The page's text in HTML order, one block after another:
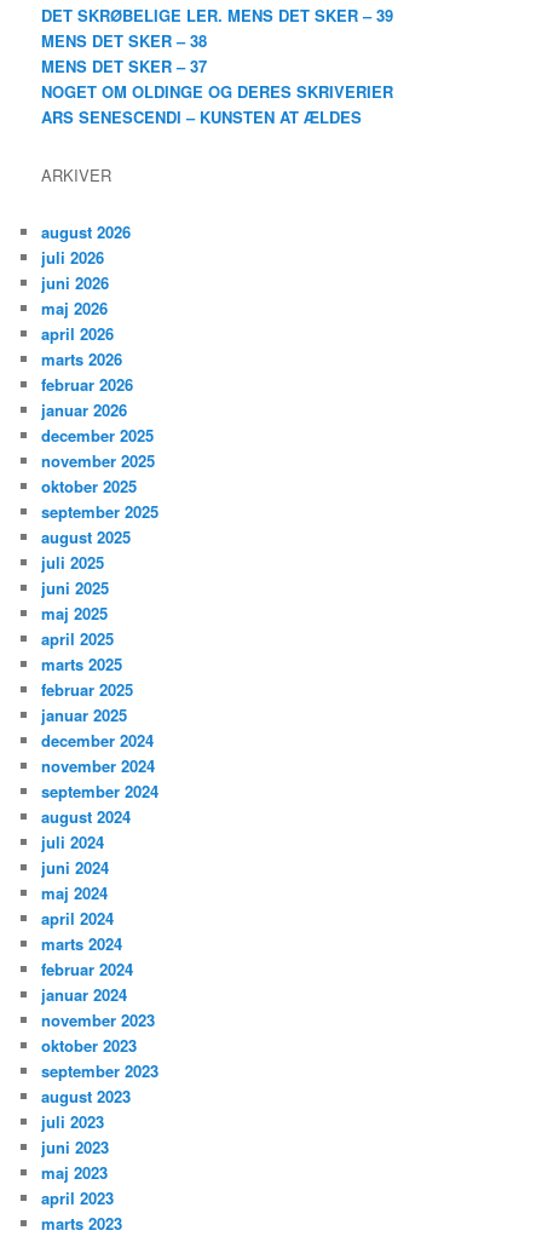
DET SKRØBELIGE LER. MENS DET SKER – 39
MENS DET SKER – 38
MENS DET SKER – 37
NOGET OM OLDINGE OG DERES SKRIVERIER
ARS SENESCENDI – KUNSTEN AT ÆLDES
ARKIVER
august 2026
juli 2026
juni 2026
maj 2026
april 2026
marts 2026
februar 2026
januar 2026
december 2025
november 2025
oktober 2025
september 2025
august 2025
juli 2025
juni 2025
maj 2025
april 2025
marts 2025
februar 2025
januar 2025
december 2024
november 2024
september 2024
august 2024
juli 2024
juni 2024
maj 2024
april 2024
marts 2024
februar 2024
januar 2024
november 2023
oktober 2023
september 2023
august 2023
juli 2023
juni 2023
maj 2023
april 2023
marts 2023